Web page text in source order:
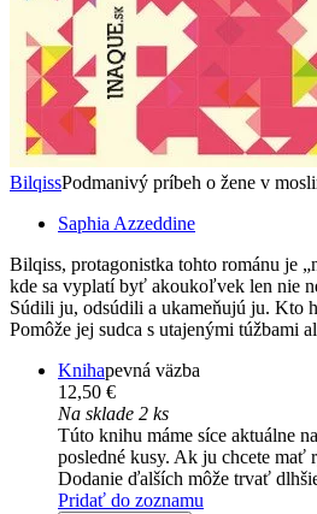
BilqissPodmanivý príbeh o žene v
Saphia Azzeddine
Bilqiss, protagonistka tohto románu je
kde sa vyplatí byť akoukoľvek len nie
Súdili ju, odsúdili a ukameňujú ju. Kto
Pomôže jej sudca s utajenými túžbami
Knihapevná väzba
12,50 €
Na sklade 2 ks
Túto knihu máme síce aktuálne
posledné kusy. Ak ju chcete mať
Dodanie ďalších môže trvať
Pridať do zoznamu